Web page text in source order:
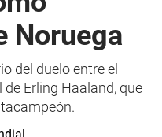
Noruega
del duelo entre el
Erling Haaland, que